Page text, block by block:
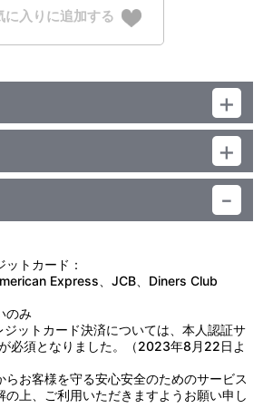
に入りに追加する
才以上です。対象年齢未満のお子様には
。
えないでください。
がありますので、注意してください。
トカード：
Express、JCB、Diners Club
のみ
ットカード決済については、本人認証サ
必須となりました。（2023年8月22日よ
お客様を守る安心安全のためのサービス
の上、ご利用いただきますようお願い申し